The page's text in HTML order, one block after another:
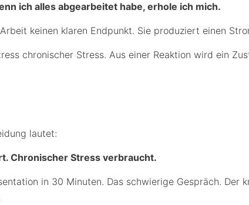
ich alles abgearbeitet habe, erhole ich mich.
keinen klaren Endpunkt. Sie produziert einen
chronischer Stress. Aus einer Reaktion wird ein
lautet:
Chronischer Stress verbraucht.
in 30 Minuten. Das schwierige Gespräch.